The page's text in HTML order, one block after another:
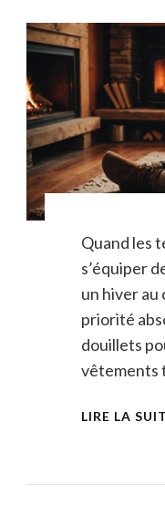
Quand les
s’équiper
un hiver au
priorité
douillets
vêtements
LIRE LA